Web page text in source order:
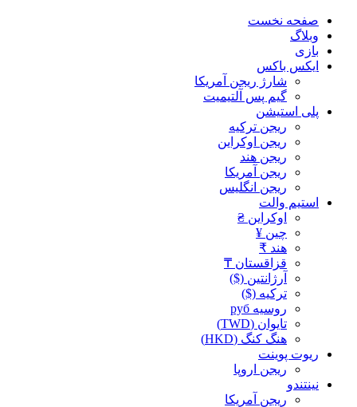
صفحه نخست
وبلاگ
بازی
ایکس باکس
شارژ ریجن آمریکا
گیم پس آلتیمیت
پلی استیشن
ریجن ترکیه
ریجن اوکراین
ریجن هند
ریجن آمریکا
ریجن انگلیس
استیم والت
اوکراین ₴
چین ¥
هند ₹
قزاقستان ₸
آرژانتین ($)
ترکیه ($)
روسیه руб
تایوان (TWD)
هنگ کنگ (HKD)
ریوت پوینت
ریجن اروپا
نینتندو
ریجن آمریکا